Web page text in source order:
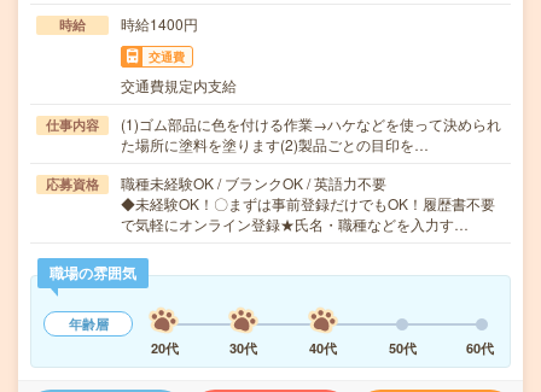
時給 時給1400円
交通費
交通費規定内支給
仕事内容
(1)ゴム部品に色を付ける作業→ハケなどを使って決められ
た場所に塗料を塗ります(2)製品ごとの目印を…
応募資格
職種未経験OK / ブランクOK / 英語力不要
◆未経験OK！〇まずは事前登録だけでもOK！履歴書不要
で気軽にオンライン登録★氏名・職種などを入力す…
職場の雰囲気
年齢層
20代
30代 40代 50代 60代